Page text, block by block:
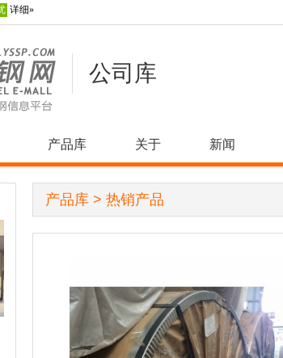
公司库
产品库 关于 新闻
产品库 > 热销产品